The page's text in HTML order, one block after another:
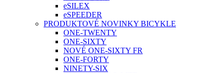
eSILEX
eSPEEDER
PRODUKTOVÉ NOVINKY BICYKLE
ONE-TWENTY
ONE-SIXTY
NOVÉ ONE-SIXTY FR
ONE-FORTY
NINETY-SIX